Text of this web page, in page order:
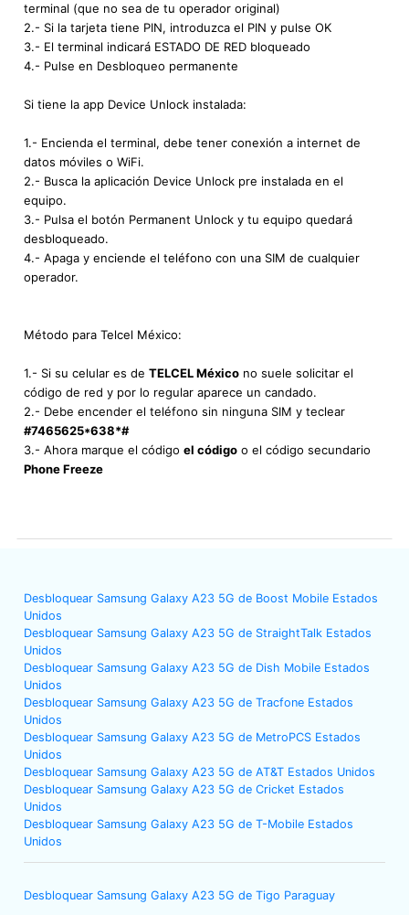
terminal (que no sea de tu operador original)
2.- Si la tarjeta tiene PIN, introduzca el PIN y pulse OK
3.- El terminal indicará ESTADO DE RED bloqueado
4.- Pulse en Desbloqueo permanente
Si tiene la app Device Unlock instalada:
1.- Encienda el terminal, debe tener conexión a internet de
datos móviles o WiFi.
2.- Busca la aplicación Device Unlock pre instalada en el
equipo.
3.- Pulsa el botón Permanent Unlock y tu equipo quedará
desbloqueado.
4.- Apaga y enciende el teléfono con una SIM de cualquier
operador.
Método para Telcel México:
1.- Si su celular es de TELCEL México no suele solicitar el
código de red y por lo regular aparece un candado.
2.- Debe encender el teléfono sin ninguna SIM y teclear
#7465625*638*#
3.- Ahora marque el código el código o el código secundario
Phone Freeze
Desbloquear Samsung Galaxy A23 5G de Boost Mobile Estados
Unidos
Desbloquear Samsung Galaxy A23 5G de StraightTalk Estados
Unidos
Desbloquear Samsung Galaxy A23 5G de Dish Mobile Estados
Unidos
Desbloquear Samsung Galaxy A23 5G de Tracfone Estados
Unidos
Desbloquear Samsung Galaxy A23 5G de MetroPCS Estados
Unidos
Desbloquear Samsung Galaxy A23 5G de AT&T Estados Unidos
Desbloquear Samsung Galaxy A23 5G de Cricket Estados
Unidos
Desbloquear Samsung Galaxy A23 5G de T-Mobile Estados
Unidos
Desbloquear Samsung Galaxy A23 5G de Tigo Paraguay